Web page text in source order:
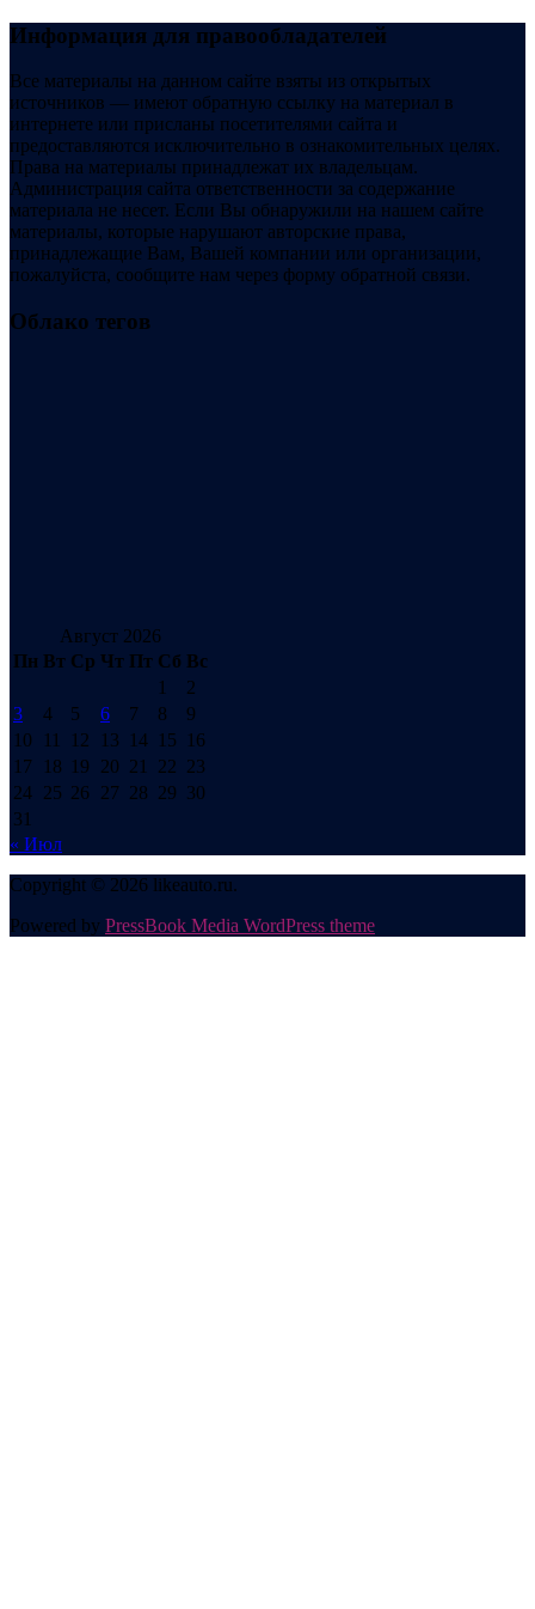
Информация для правообладателей
Все материалы на данном сайте взяты из открытых
источников — имеют обратную ссылку на материал в
интернете или присланы посетителями сайта и
предоставляются исключительно в ознакомительных целях.
Права на материалы принадлежат их владельцам.
Администрация сайта ответственности за содержание
материала не несет. Если Вы обнаружили на нашем сайте
материалы, которые нарушают авторские права,
принадлежащие Вам, Вашей компании или организации,
пожалуйста, сообщите нам через форму обратной связи.
Облако тегов
Август 2026
Пн Вт Ср Чт Пт Сб Вс
1
2
3
4 5 6 7 8
9
10
11 12 13 14 15
16
17
18 19 20 21 22 23
24 25 26 27 28 29 30
31
« Июл
Copyright © 2026 likeauto.ru.
Powered by PressBook Media WordPress theme